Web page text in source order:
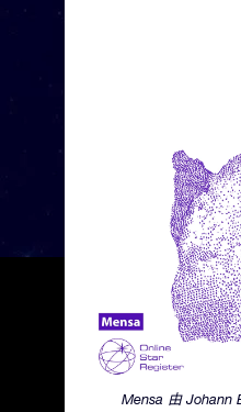
Mensa 由 Johann